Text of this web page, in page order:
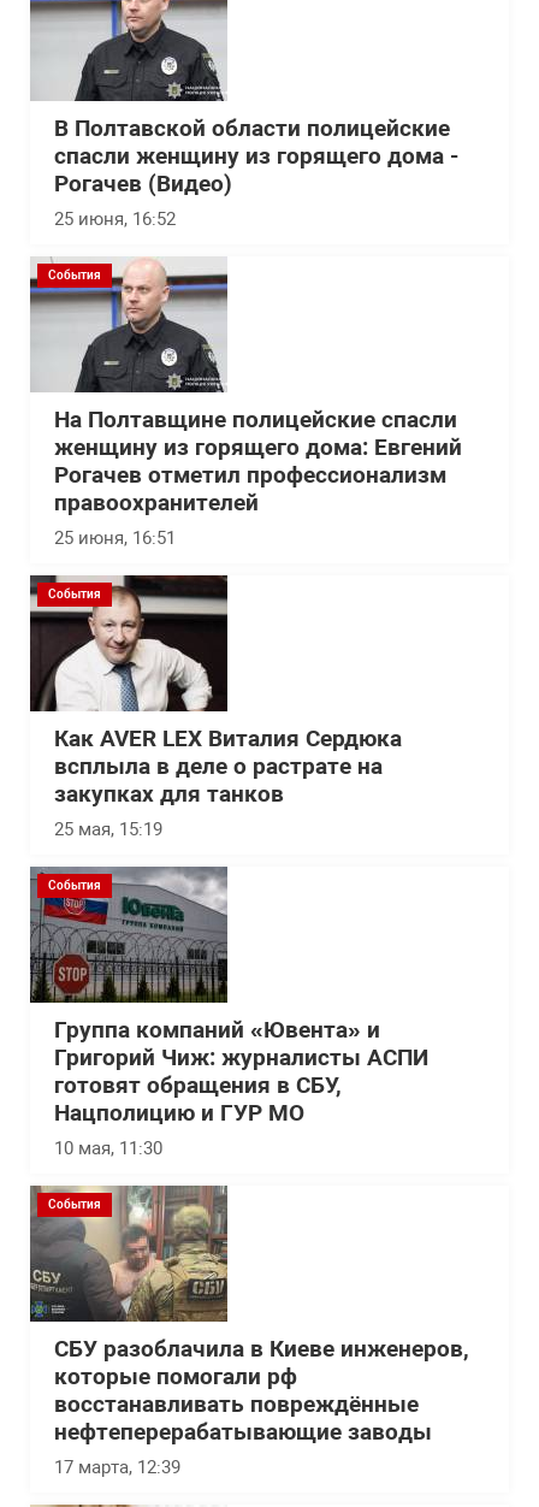
В Полтавской области полицейские
спасли женщину из горящего дома -
Рогачев (Видео)
25 июня, 16:52
События
На Полтавщине полицейские спасли
женщину из горящего дома: Евгений
Рогачев отметил профессионализм
правоохранителей
25 июня, 16:51
События
Как AVER LEX Виталия Сердюка
всплыла в деле о растрате на
закупках для танков
25 мая, 15:19
События
Группа компаний «Ювента» и
Григорий Чиж: журналисты АСПИ
готовят обращения в СБУ,
Нацполицию и ГУР МО
10 мая, 11:30
События
СБУ разоблачила в Киеве инженеров,
которые помогали рф
восстанавливать повреждённые
нефтеперерабатывающие заводы
17 марта, 12:39